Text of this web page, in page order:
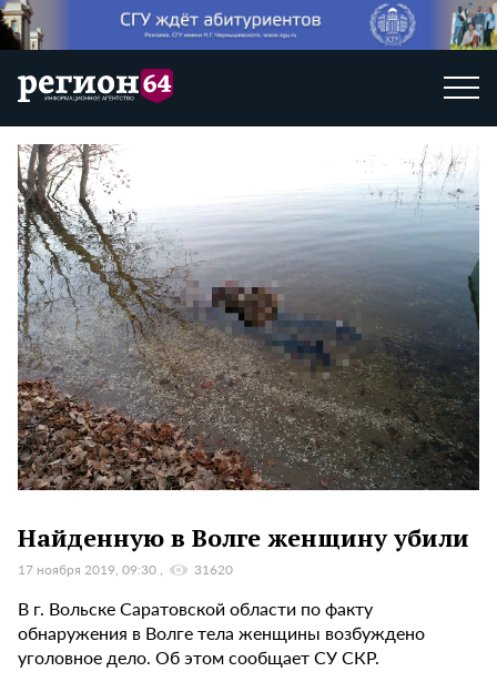
Найденную в Волге женщину убили
17 ноября 2019, 09:30 31620
В г. Вольске Саратовской области по факту
обнаружения в Волге тела женщины возбуждено
уголовное дело. Об этом сообщает СУ СКР.